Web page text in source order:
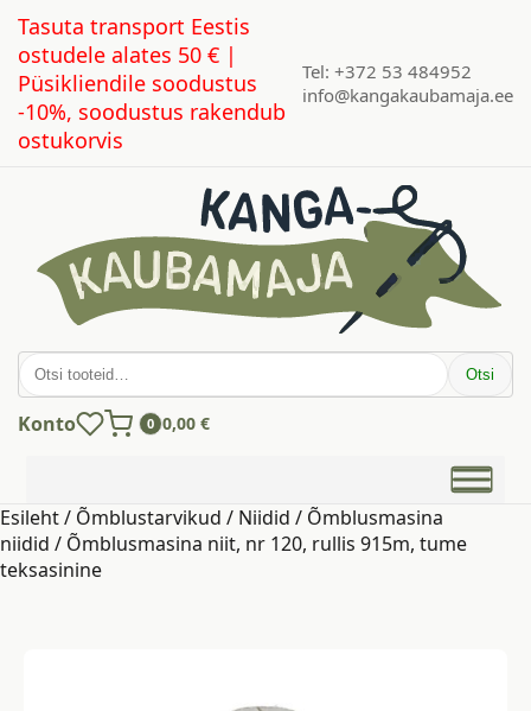
Tasuta transport Eestis
ostudele alates 50 € |
Püsikliendile soodustus
-10%, soodustus rakendub
ostukorvis
Tel: +372 53 484952
info@kangakaubamaja.ee
Otsi: Otsi
Konto 0 0,00 €
Esileht/ Õmblustarvikud / Niidid / Õmblusmasina
niidid / Õmblusmasina niit, nr 120, rullis 915m, tume
teksasinine